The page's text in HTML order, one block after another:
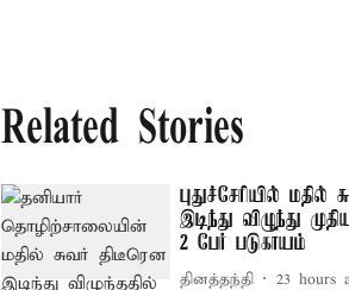
Related Stories
புதுச்சேரியில் மதில்
இடிந்து விழுந்து
2 பேர் படுகாயம்
தினத்தந்தி 23 hours